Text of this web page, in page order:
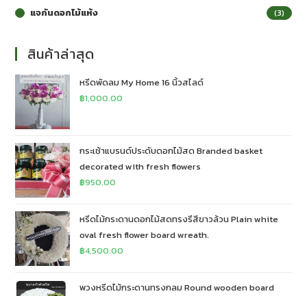
แจกันดอกไม้แห้ง (3)
สินค้าล่าสุด
หรีดพัดลม My Home 16 นิ้วสไลด์
฿1,000.00
กระเช้าแบรนด์ประดับดอกไม้สด Branded basket
decorated with fresh flowers
฿950.00
หรีดไม้กระดานดอกไม้สดทรงรีสีขาวล้วน Plain white
oval fresh flower board wreath.
฿4,500.00
พวงหรีดไม้กระดานทรงกลม Round wooden board